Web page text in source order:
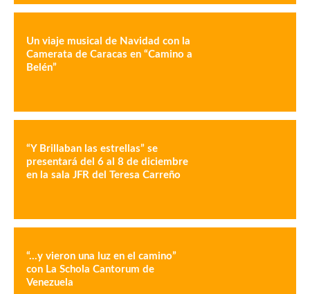
Un viaje musical de Navidad con la
Camerata de Caracas en “Camino a
Belén”
“Y Brillaban las estrellas” se
presentará del 6 al 8 de diciembre
en la sala JFR del Teresa Carreño
“…y vieron una luz en el camino”
con La Schola Cantorum de
Venezuela